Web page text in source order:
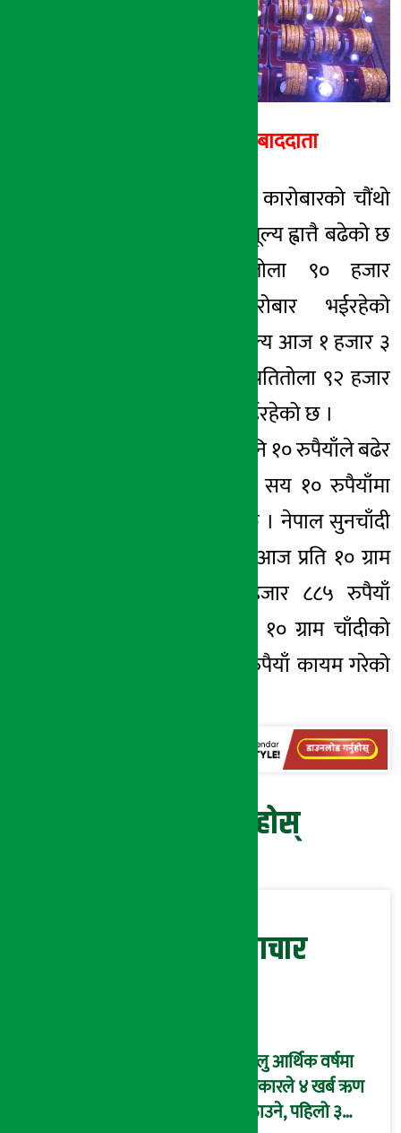
अर्थ सरोकार सम्बाददाता
काठमाडौं । साताको कारोबारको चौंथो
दिन बुधबार सुनको मूल्य ह्वात्तै बढेको छ
। मंगलबार प्रतितोला ९० हजार
७ रुपैयाँमा कारोबार भईरहेको
छापावाला सुनको मूल्य आज १ हजार ३
सय रुपैयाँले बढेर प्रतितोला ९२ हजार
रुपैयाँमा कारोबार भईरहेको छ ।
यता चाँदीको मूल्य पनि १० रुपैयाँले बढेर
प्रतितोला १ हजार ३ सय १० रुपैयाँमा
कारोबार भइरहेको छ । नेपाल सुनचाँदी
व्यवसायी महासंघले आज प्रति १० ग्राम
सुनको मूल्य ७८ हजार ८८५ रुपैयाँ
तोकेको छ भने प्रति १० ग्राम चाँदीको
मूल्य १ हजार १२३ रुपैयाँ कायम गरेको
प्रतिक्रिया दिनुहोस्
सम्बन्धित समाचार
चालु आर्थिक वर्षमा
सरकारले ४ खर्ब ऋण
उठाउने, पहिलो ३